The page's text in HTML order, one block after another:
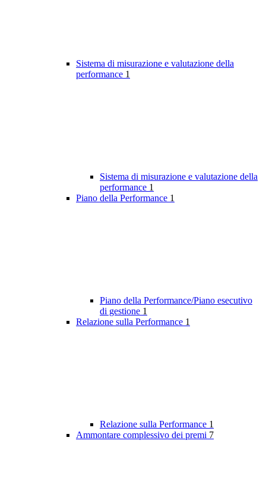
Sistema di misurazione e valutazione della
performance 1
Sistema di misurazione e valutazione della
performance 1
Piano della Performance 1
Piano della Performance/Piano esecutivo
di gestione 1
Relazione sulla Performance 1
Relazione sulla Performance 1
Ammontare complessivo dei premi 7